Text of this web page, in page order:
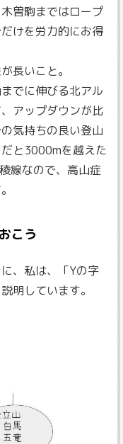
曽駒まではロープ
けを労力的にお得
長いこと。
でに伸びる北アル
アップダウンが比
気持ちの良い登山
と3000mを越えた
線なので、高山症
こう
、私は、「Yの字
明しています。